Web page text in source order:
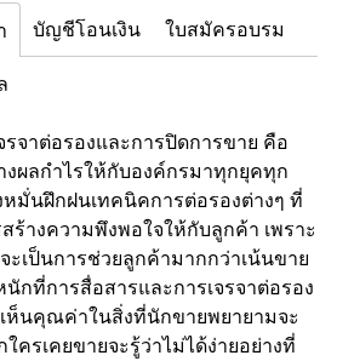
บัญชีโอนเงิน ใบสมัครอบรม
าต่อรองและการปิดการขาย คือ
ผลกำไรให้กับองค์กรมาทุกยุคทุก
มั่นฝึกฝนเทคนิคการต่อรองต่างๆ ที่
ร้างความพึงพอใจให้กับลูกค้า เพราะ
ะเป็นการช่วยลูกค้ามากกว่าเน้นขาย
กที่การสื่อสารและการเจรจาต่อรอง
ห็นคุณค่าในสิ่งที่นักขายพยายามจะ
ครเคยขายจะรู้ว่าไม่ได้ง่ายอย่างที่